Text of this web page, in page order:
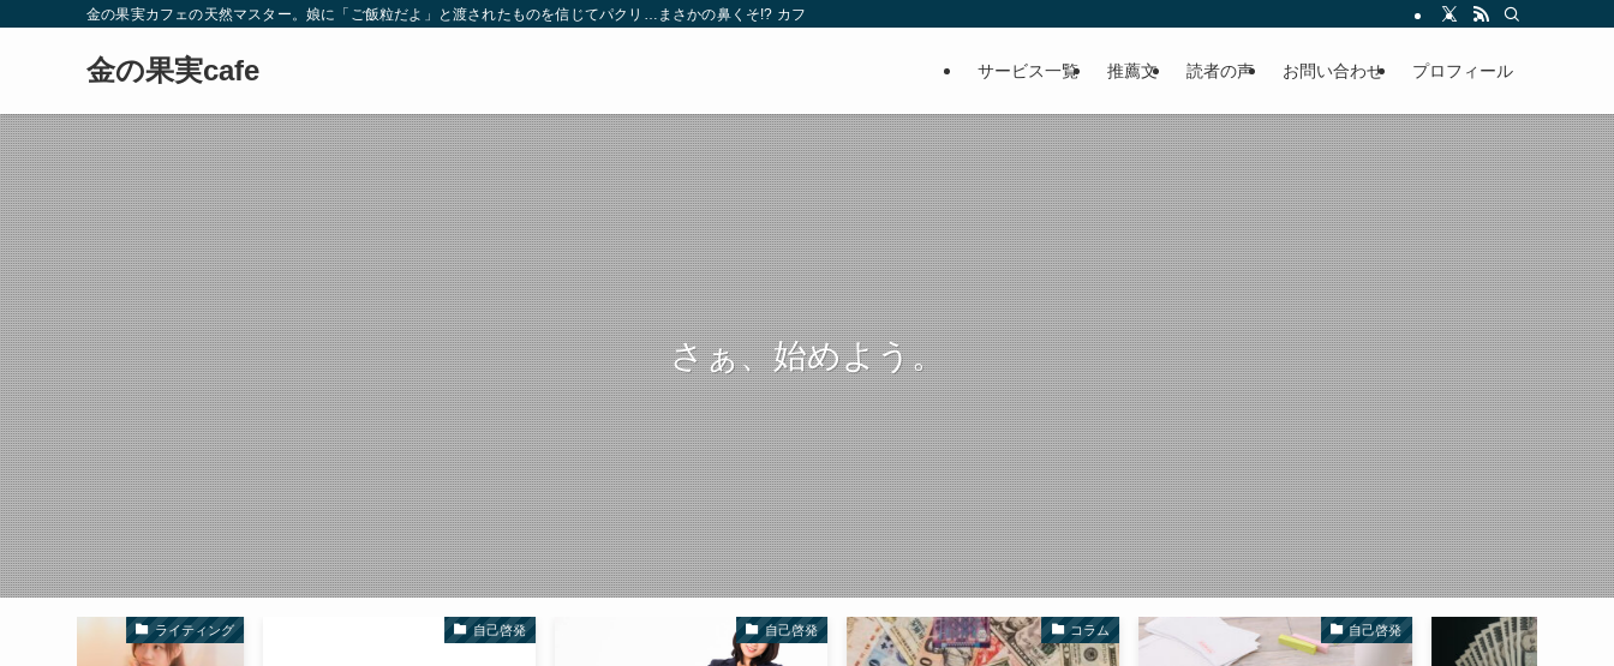
金の果実カフェの天然マスター。娘に「ご飯粒だよ」と渡されたものを信じてパクリ…まさかの鼻くそ!? カフェでは、心温まる濃厚な話とクスッと笑える軽やかな話を「情報のミルフィーユ」にして提供中。800名超のメルマガ読
金の果実cafe サービス一覧 推薦文 読者の声 お問い合わせ プロフィール
さぁ、始めよう。
コラム コラム